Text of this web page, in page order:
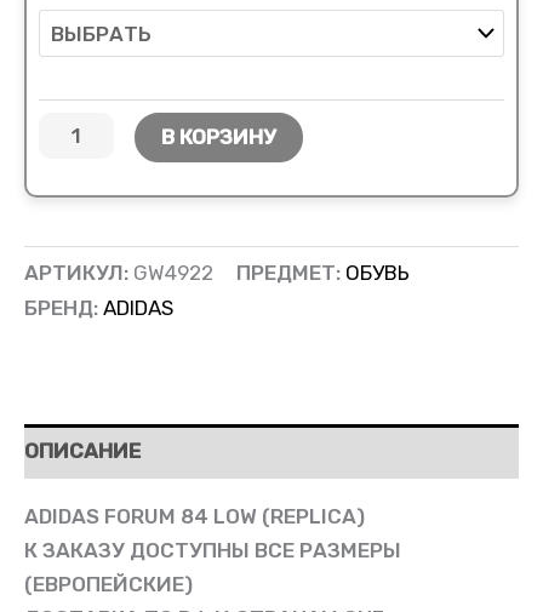
В КОРЗИНУ
АРТИКУЛ: GW4922 ПРЕДМЕТ: ОБУВЬ
БРЕНД: ADIDAS
ОПИСАНИЕ
ADIDAS FORUM 84 LOW (REPLICA)
К ЗАКАЗУ ДОСТУПНЫ ВСЕ РАЗМЕРЫ
(ЕВРОПЕЙСКИЕ)